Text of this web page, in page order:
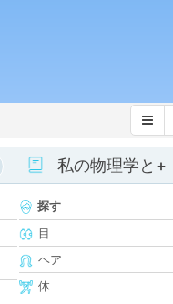
私の物理学と+
探す
目
ヘア
体